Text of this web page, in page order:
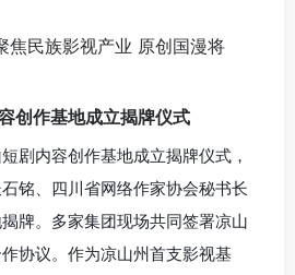
创作基地成立揭牌仪式
剧内容创作基地成立揭牌仪式，
铭、四川省网络作家协会秘书长
牌。多家集团现场共同签署凉山
协议。作为凉山州首支影视基